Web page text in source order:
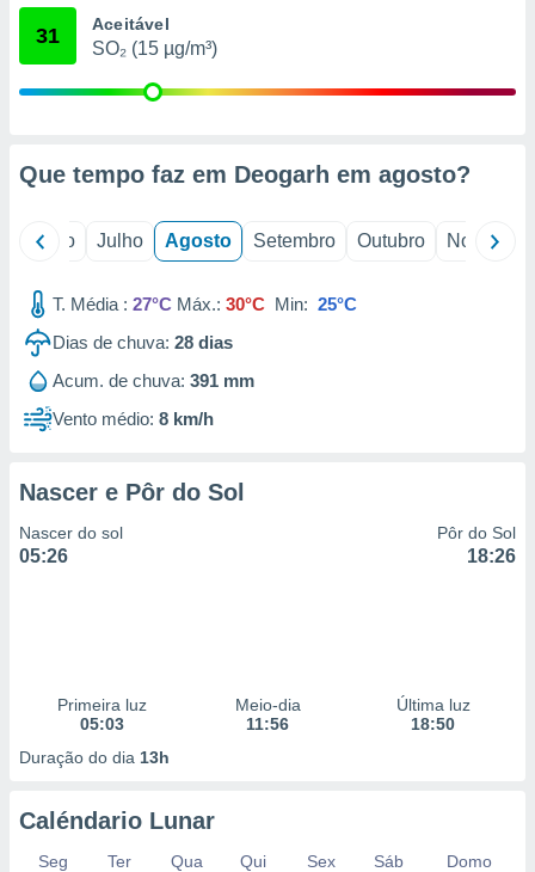
de
1199
31 Aceitável
SO₂ (15 µg/m³)
Que tempo faz em Deogarh em agosto?
Junho Julho Agosto Setembro Outubro Novembro
T. Média : 27°C Máx.: 30°C Min: 25°C
Dias de chuva: 28 dias
Acum. de chuva: 391 mm
Vento médio: 8 km/h
Nascer e Pôr do Sol
Nascer do sol
05:26
Pôr do Sol
18:26
Primeira luz
05:03
Meio-dia
11:56
Última luz
18:50
Duração do dia 13h
Caléndario Lunar
Seg Ter Qua Qui Sex Sáb
Domo